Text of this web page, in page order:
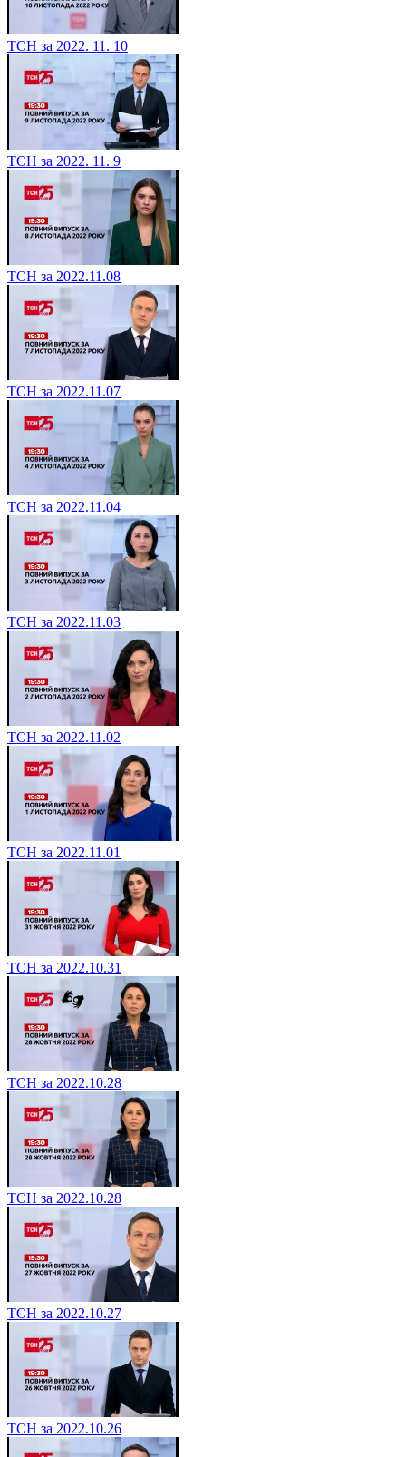
ТСН за 2022. 11. 10
ТСН за 2022. 11. 9
ТСН за 2022.11.08
ТСН за 2022.11.07
ТСН за 2022.11.04
ТСН за 2022.11.03
ТСН за 2022.11.02
ТСН за 2022.11.01
ТСН за 2022.10.31
ТСН за 2022.10.28
ТСН за 2022.10.28
ТСН за 2022.10.27
ТСН за 2022.10.26